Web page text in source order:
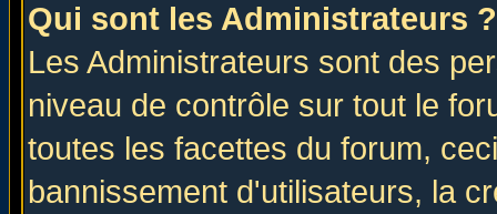
Qui sont les Administrateurs ?
Les Administrateurs sont des
niveau de contrôle sur tout le
toutes les facettes du forum,
bannissement d'utilisateurs, la